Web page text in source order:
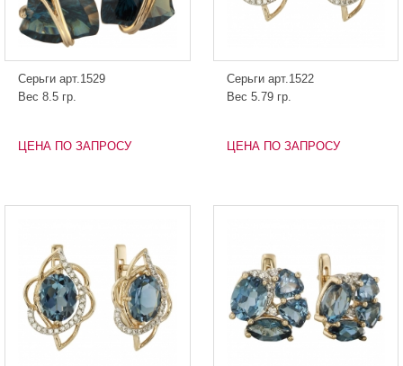
Серьги арт.1529
Вес 8.5 гр.
ЦЕНА ПО ЗАПРОСУ
Серьги арт.1522
Вес 5.79 гр.
ЦЕНА ПО ЗАПРОСУ